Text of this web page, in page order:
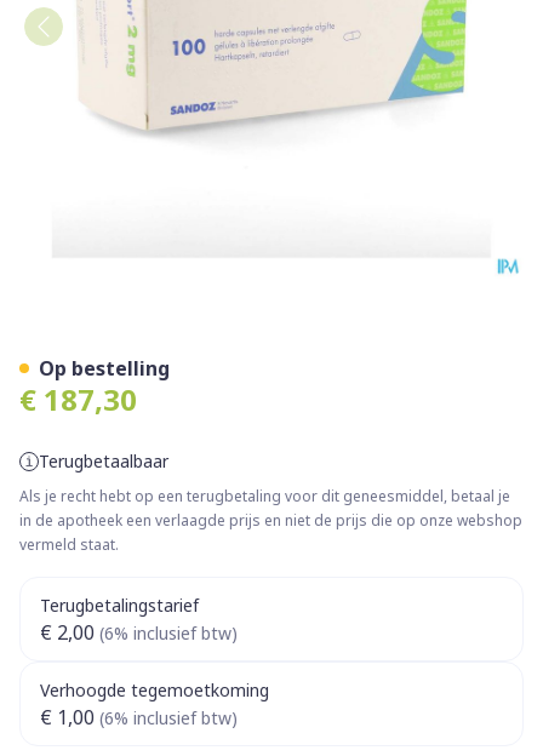
€ 187,30
Terugbetaalbaar
Als je recht hebt op een terugbetaling voor dit geneesmiddel, betaal je
in de apotheek een verlaagde prijs en niet de prijs die op onze webshop
vermeld staat.
Terugbetalingstarief
€ 2,00 (6% inclusief btw)
Verhoogde tegemoetkoming
€ 1,00 (6% inclusief btw)
Op bestelling